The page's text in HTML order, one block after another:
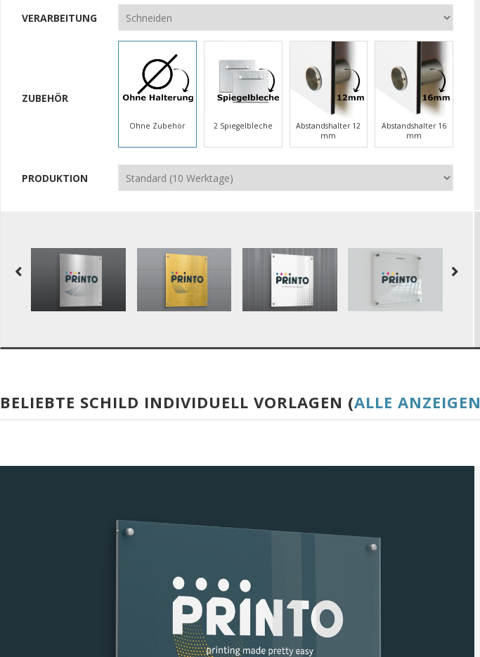
VERARBEITUNG
ZUBEHÖR
Ohne Zubehör 2 Spiegelbleche
Abstandshalter 12
mm
Abstandshalter 16
mm
PRODUKTION
BELIEBTE SCHILD INDIVIDUELL VORLAGEN (ALLE ANZEIGEN